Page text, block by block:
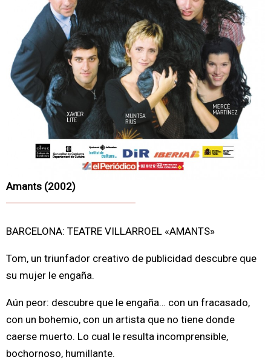
Amants (2002)
BARCELONA: TEATRE VILLARROEL «AMANTS»
Tom, un triunfador creativo de publicidad descubre que
su mujer le engaña.
Aún peor: descubre que le engaña… con un fracasado,
con un bohemio, con un artista que no tiene donde
caerse muerto. Lo cual le resulta incomprensible,
bochornoso, humillante.